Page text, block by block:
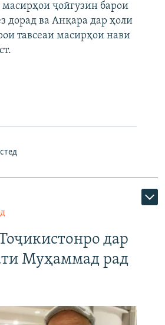
ҷойгузин барои
дорад ва Анқара дар ҳоли
тавсеаи масирҳои нави
дар
Муҳаммад рад